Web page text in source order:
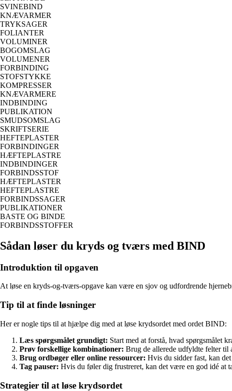
SVINEBIND
KNÆVARMER
TRYKSAGER
FOLIANTER
VOLUMINER
BOGOMSLAG
VOLUMENER
FORBINDING
STOFSTYKKE
KOMPRESSER
KNÆVARMERE
INDBINDING
PUBLIKATION
SMUDSOMSLAG
SKRIFTSERIE
HEFTEPLASTER
FORBINDINGER
HÆFTEPLASTRE
INDBINDINGER
FORBINDSSTOF
HÆFTEPLASTER
HEFTEPLASTRE
FORBINDSSAGER
PUBLIKATIONER
BASTE OG BINDE
FORBINDSSTOFFER
Sådan løser du kryds og tværs med BIND
Introduktion til opgaven
At løse en kryds-og-tværs-opgave kan være en sjov og udfordrende
Tip til at finde løsninger
Her er nogle tips til at hjælpe dig med at løse krydsordet med ordet BIND:
Læs spørgsmålet grundigt: Start med at forstå, hvad spørgsmålet
Prøv forskellige kombinationer: Brug de allerede udfyldte felter
Brug ordbøger eller online ressourcer: Hvis du sidder fast, kan
Tag pauser: Hvis du føler dig frustreret, kan det være en god idé at
Strategier til at løse krydsordet